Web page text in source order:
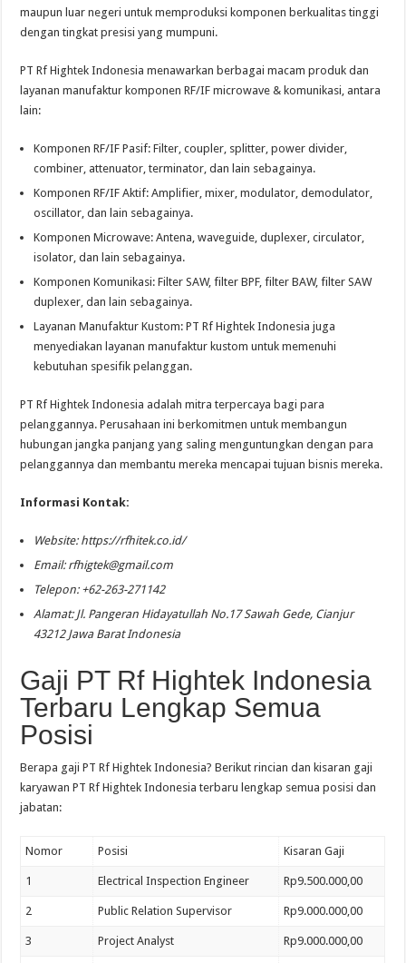
maupun luar negeri untuk memproduksi komponen berkualitas tinggi
dengan tingkat presisi yang mumpuni.
PT Rf Hightek Indonesia menawarkan berbagai macam produk dan
layanan manufaktur komponen RF/IF microwave & komunikasi, antara
lain:
Komponen RF/IF Pasif: Filter, coupler, splitter, power divider,
combiner, attenuator, terminator, dan lain sebagainya.
Komponen RF/IF Aktif: Amplifier, mixer, modulator, demodulator,
oscillator, dan lain sebagainya.
Komponen Microwave: Antena, waveguide, duplexer, circulator,
isolator, dan lain sebagainya.
Komponen Komunikasi: Filter SAW, filter BPF, filter BAW, filter SAW
duplexer, dan lain sebagainya.
Layanan Manufaktur Kustom: PT Rf Hightek Indonesia juga
menyediakan layanan manufaktur kustom untuk memenuhi
kebutuhan spesifik pelanggan.
PT Rf Hightek Indonesia adalah mitra terpercaya bagi para
pelanggannya. Perusahaan ini berkomitmen untuk membangun
hubungan jangka panjang yang saling menguntungkan dengan para
pelanggannya dan membantu mereka mencapai tujuan bisnis mereka.
Informasi Kontak:
Website: https://rfhitek.co.id/
Email: rfhigtek@gmail.com
Telepon: +62-263-271142
Alamat: Jl. Pangeran Hidayatullah No.17 Sawah Gede, Cianjur
43212 Jawa Barat Indonesia
Gaji PT Rf Hightek Indonesia
Terbaru Lengkap Semua
Posisi
Berapa gaji PT Rf Hightek Indonesia? Berikut rincian dan kisaran gaji
karyawan PT Rf Hightek Indonesia terbaru lengkap semua posisi dan
jabatan:
Nomor Posisi Kisaran Gaji
1 Electrical Inspection Engineer Rp9.500.000,00
2 Public Relation Supervisor Rp9.000.000,00
3 Project Analyst Rp9.000.000,00